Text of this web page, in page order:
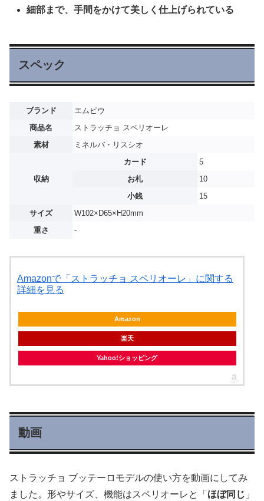
細部まで、手間をかけて美しく仕上げられている
スペック
ブランド
エムピウ
商品名
ストラッチョ スペリオーレ
素材
ミネルバ・リスシオ
収納
カード
5
お札
10
小銭
15
サイズ
W102×D65×H20mm
重さ
-
Amazonで「ストラッチョ スペリオーレ」に関する
詳細を見る
Amazon
楽天
Yahoo!ショッピング
動画
ストラッチョ ブッテーロモデルの使い方を動画にしてみ
ました。形やサイズ、機能はスペリオーレと「 ほぼ同じ 」